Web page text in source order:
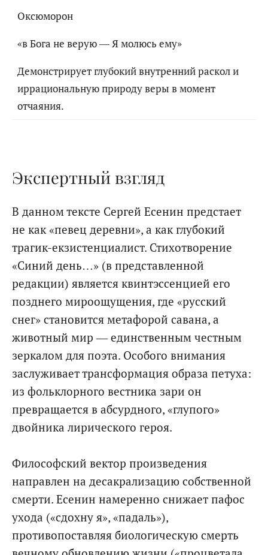
Оксюморон
«в Бога не верую — Я молюсь ему»
Демонстрирует глубокий внутренний раскол и
иррациональную природу веры в момент
отчаяния.
Экспертный взгляд
В данном тексте Сергей Есенин предстает
не как «певец деревни», а как глубокий
трагик-екзистенциалист. Стихотворение
«Синий день…» (в представленной
редакции) является квинтэссенцией его
позднего мироощущения, где «русский
снег» становится метафорой савана, а
животный мир — единственным честным
зеркалом для поэта. Особого внимания
заслуживает трансформация образа петуха:
из фольклорного вестника зари он
превращается в абсурдного, «глупого»
двойника лирического героя.
Философский вектор произведения
направлен на десакрализацию собственной
смерти. Есенин намеренно снижает пафос
ухода («сдохну я», «падаль»),
противопоставляя биологическую смерть